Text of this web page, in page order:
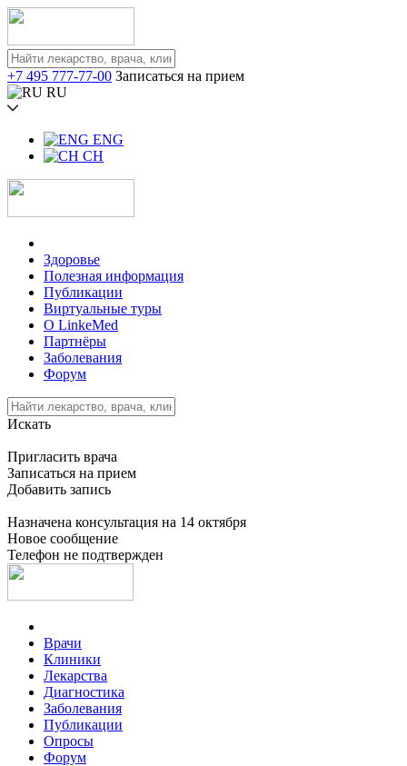
+7 495 777-77-00 Записаться на прием
RU
ENG
CH
Здоровье
Полезная информация
Публикации
Виртуальные туры
О LinkeMed
Партнёры
Заболевания
Форум
Искать
Пригласить врача
Записаться на прием
Добавить запись
Назначена консультация на 14 октября
Новое сообщение
Телефон не подтвержден
Врачи
Клиники
Лекарства
Диагностика
Заболевания
Публикации
Опросы
Форум